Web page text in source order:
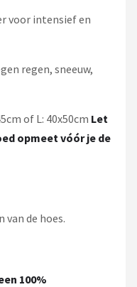
voor intensief en
regen, sneeuw,
of L: 40x50cm Let
opmeet vóór je de
van de hoes.
100%